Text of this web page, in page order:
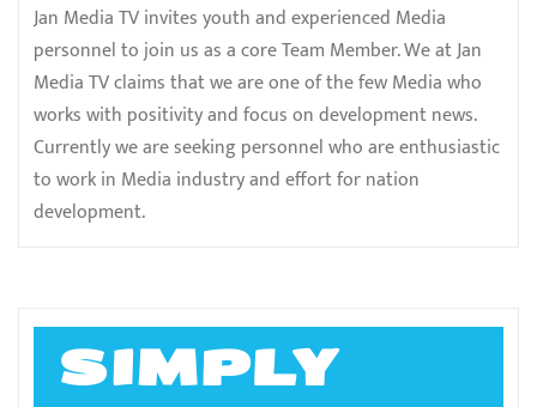
Jan Media TV invites youth and experienced Media
personnel to join us as a core Team Member. We at Jan
Media TV claims that we are one of the few Media who
works with positivity and focus on development news.
Currently we are seeking personnel who are enthusiastic
to work in Media industry and effort for nation
development.
SIMPLY